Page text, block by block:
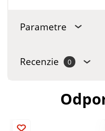
Parametre
Recenzie 0